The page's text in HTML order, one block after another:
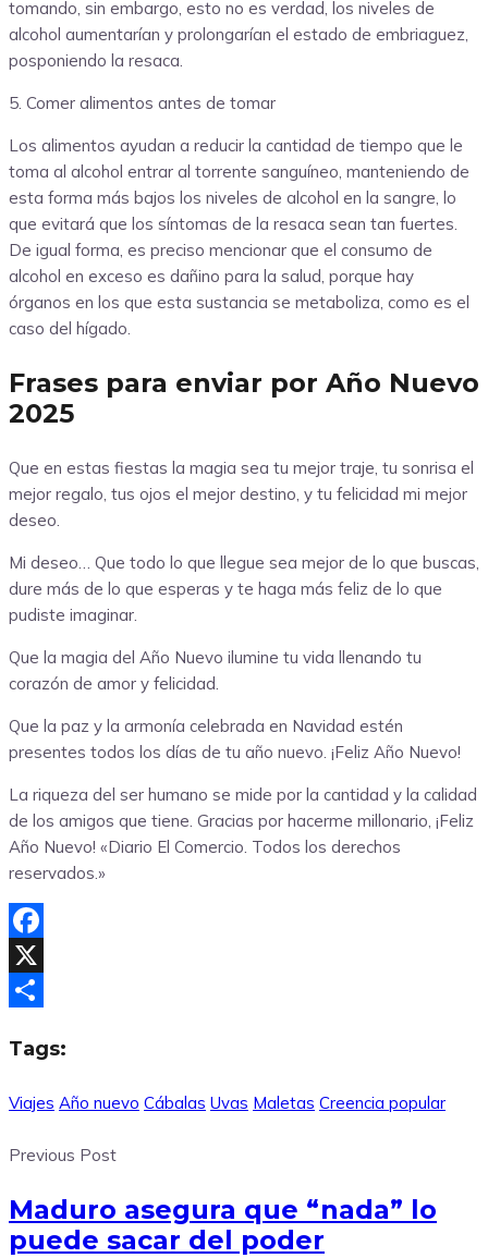
tomando, sin embargo, esto no es verdad, los niveles de
alcohol aumentarían y prolongarían el estado de embriaguez,
posponiendo la resaca.
5. Comer alimentos antes de tomar
Los alimentos ayudan a reducir la cantidad de tiempo que le
toma al alcohol entrar al torrente sanguíneo, manteniendo de
esta forma más bajos los niveles de alcohol en la sangre, lo
que evitará que los síntomas de la resaca sean tan fuertes.
De igual forma, es preciso mencionar que el consumo de
alcohol en exceso es dañino para la salud, porque hay
órganos en los que esta sustancia se metaboliza, como es el
caso del hígado.
Frases para enviar por Año Nuevo
2025
Que en estas fiestas la magia sea tu mejor traje, tu sonrisa el
mejor regalo, tus ojos el mejor destino, y tu felicidad mi mejor
deseo.
Mi deseo… Que todo lo que llegue sea mejor de lo que buscas,
dure más de lo que esperas y te haga más feliz de lo que
pudiste imaginar.
Que la magia del Año Nuevo ilumine tu vida llenando tu
corazón de amor y felicidad.
Que la paz y la armonía celebrada en Navidad estén
presentes todos los días de tu año nuevo. ¡Feliz Año Nuevo!
La riqueza del ser humano se mide por la cantidad y la calidad
de los amigos que tiene. Gracias por hacerme millonario, ¡Feliz
Año Nuevo! «Diario El Comercio. Todos los derechos
reservados.»
Facebook
X
Tags:
Viajes Año nuevo Cábalas Uvas Maletas Creencia popular
Previous Post
Maduro asegura que “nada” lo
puede sacar del poder